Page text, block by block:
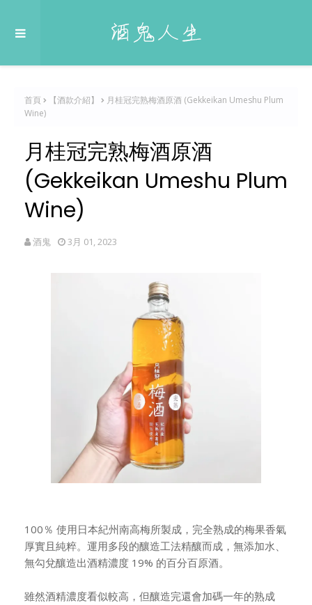
首頁 【酒款介紹】
月桂冠完熟梅酒原酒 (Gekkeikan Umeshu Plum
Wine)
月桂冠完熟梅酒原酒
(Gekkeikan Umeshu Plum
Wine)
酒鬼 3月 01, 2023
100％ 使用日本紀州南高梅所製成，完全熟成的梅果香氣
厚實且純粹。運用多段的釀造工法精釀而成，無添加水、
無勾兌釀造出酒精濃度 19% 的百分百原酒。
雖然酒精濃度看似較高，但釀造完還會加碼一年的熟成